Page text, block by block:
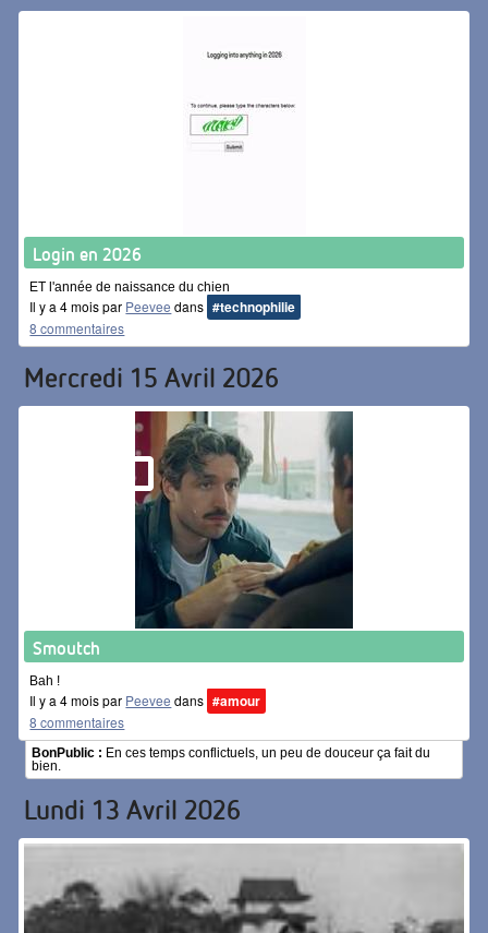
Login en 2026
ET l'année de naissance du chien
Il y a 4 mois par Peevee dans #technophilie
8 commentaires
Mercredi 15 Avril 2026
Smoutch
Bah !
Il y a 4 mois par Peevee dans #amour
8 commentaires
BonPublic : En ces temps conflictuels, un peu de douceur ça fait du
bien.
Lundi 13 Avril 2026